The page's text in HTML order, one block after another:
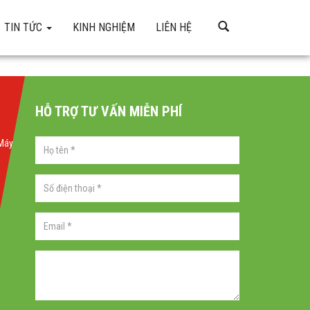
TIN TỨC KINH NGHIỆM LIÊN HỆ
HỖ TRỢ TƯ VẤN MIỄN PHÍ